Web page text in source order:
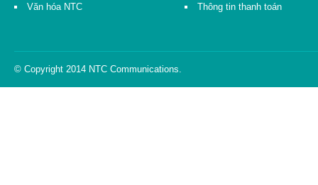
Văn hóa NTC
Thông tin thanh toán
© Copyright 2014 NTC Communications.